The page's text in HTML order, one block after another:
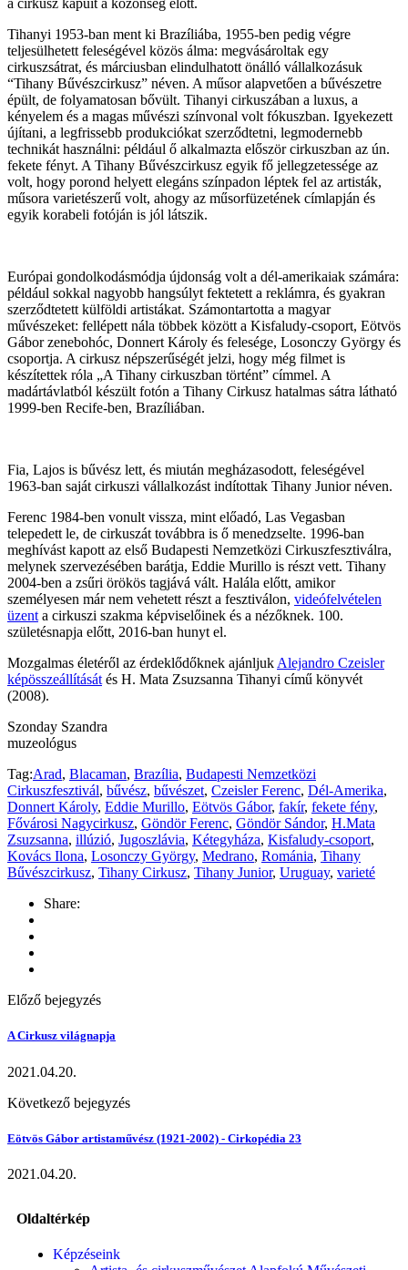
a cirkusz kapuit a közönség előtt.
Tihanyi 1953-ban ment ki Brazíliába, 1955-ben pedig végre
teljesülhetett feleségével közös álma: megvásároltak egy
cirkuszsátrat, és márciusban elindulhatott önálló vállalkozásuk
“Tihany Bűvészcirkusz” néven. A műsor alapvetően a bűvészetre
épült, de folyamatosan bővült. Tihanyi cirkuszában a luxus, a
kényelem és a magas művészi színvonal volt fókuszban. Igyekezett
újítani, a legfrissebb produkciókat szerződtetni, legmodernebb
technikát használni: például ő alkalmazta először cirkuszban az ún.
fekete fényt. A Tihany Bűvészcirkusz egyik fő jellegzetessége az
volt, hogy porond helyett elegáns színpadon léptek fel az artisták,
műsora varietészerű volt, ahogy az műsorfüzetének címlapján és
egyik korabeli fotóján is jól látszik.
Európai gondolkodásmódja újdonság volt a dél-amerikaiak számára:
például sokkal nagyobb hangsúlyt fektetett a reklámra, és gyakran
szerződtetett külföldi artistákat. Számontartotta a magyar
művészeket: fellépett nála többek között a Kisfaludy-csoport, Eötvös
Gábor zenebohóc, Donnert Károly és felesége, Losonczy György és
csoportja. A cirkusz népszerűségét jelzi, hogy még filmet is
készítettek róla „A Tihany cirkuszban történt” címmel. A
madártávlatból készült fotón a Tihany Cirkusz hatalmas sátra látható
1999-ben Recife-ben, Brazíliában.
Fia, Lajos is bűvész lett, és miután megházasodott, feleségével
1963-ban saját cirkuszi vállalkozást indítottak Tihany Junior néven.
Ferenc 1984-ben vonult vissza, mint előadó, Las Vegasban
telepedett le, de cirkuszát továbbra is ő menedzselte. 1996-ban
meghívást kapott az első Budapesti Nemzetközi Cirkuszfesztiválra,
melynek szervezésében barátja, Eddie Murillo is részt vett. Tihany
2004-ben a zsűri örökös tagjává vált. Halála előtt, amikor
személyesen már nem vehetett részt a fesztiválon, videófelvételen
üzent a cirkuszi szakma képviselőinek és a nézőknek. 100.
születésnapja előtt, 2016-ban hunyt el.
Mozgalmas életéről az érdeklődőknek ajánljuk Alejandro Czeisler
képösszeállítását és H. Mata Zsuzsanna Tihanyi című könyvét
(2008).
Szonday Szandra
muzeológus
Tag:Arad, Blacaman, Brazília, Budapesti Nemzetközi
Cirkuszfesztivál, bűvész, bűvészet, Czeisler Ferenc, Dél-Amerika,
Donnert Károly, Eddie Murillo, Eötvös Gábor, fakír, fekete fény,
Fővárosi Nagycirkusz, Göndör Ferenc, Göndör Sándor, H.Mata
Zsuzsanna, illúzió, Jugoszlávia, Kétegyháza, Kisfaludy-csoport,
Kovács Ilona, Losonczy György, Medrano, Románia, Tihany
Bűvészcirkusz, Tihany Cirkusz, Tihany Junior, Uruguay, varieté
Share:
Előző bejegyzés
A Cirkusz világnapja
2021.04.20.
Következő bejegyzés
Eötvös Gábor artistaművész (1921-2002) - Cirkopédia 23
2021.04.20.
Oldaltérkép
Képzéseink